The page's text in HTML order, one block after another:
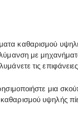
καθαρισμού
με
τις
μια
υψηλής